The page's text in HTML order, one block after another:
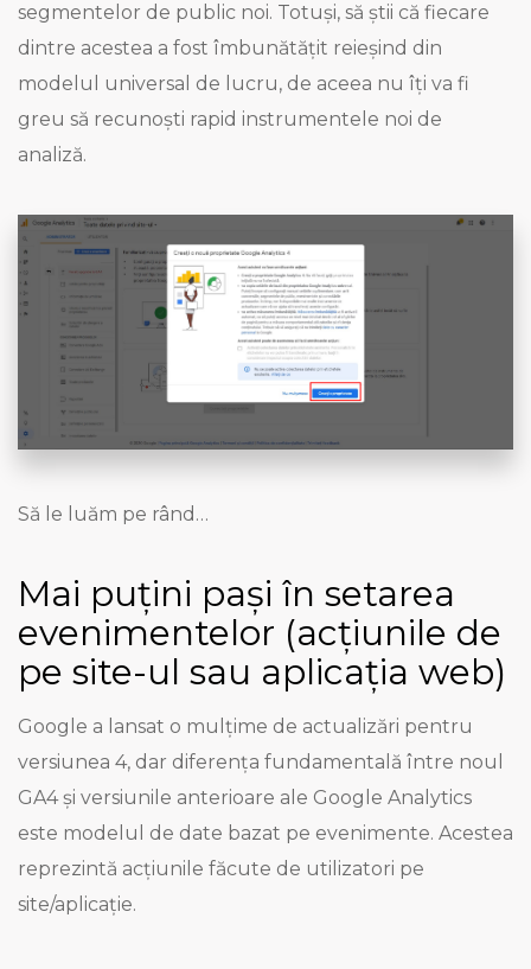
segmentelor de public noi. Totuși, să știi că fiecare
dintre acestea a fost îmbunătățit reieșind din
modelul universal de lucru, de aceea nu îți va fi
greu să recunoști rapid instrumentele noi de
analiză.
Să le luăm pe rând…
Mai puțini pași în setarea
evenimentelor (acțiunile de
pe site-ul sau aplicația web)
Google a lansat o mulțime de actualizări pentru
versiunea 4, dar diferența fundamentală între noul
GA4 și versiunile anterioare ale Google Analytics
este modelul de date bazat pe evenimente. Acestea
reprezintă acțiunile făcute de utilizatori pe
site/aplicație.